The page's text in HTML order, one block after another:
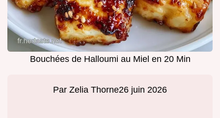
Bouchées de Halloumi au Miel en 20 Min
Par Zelia Thorne26 juin 2026